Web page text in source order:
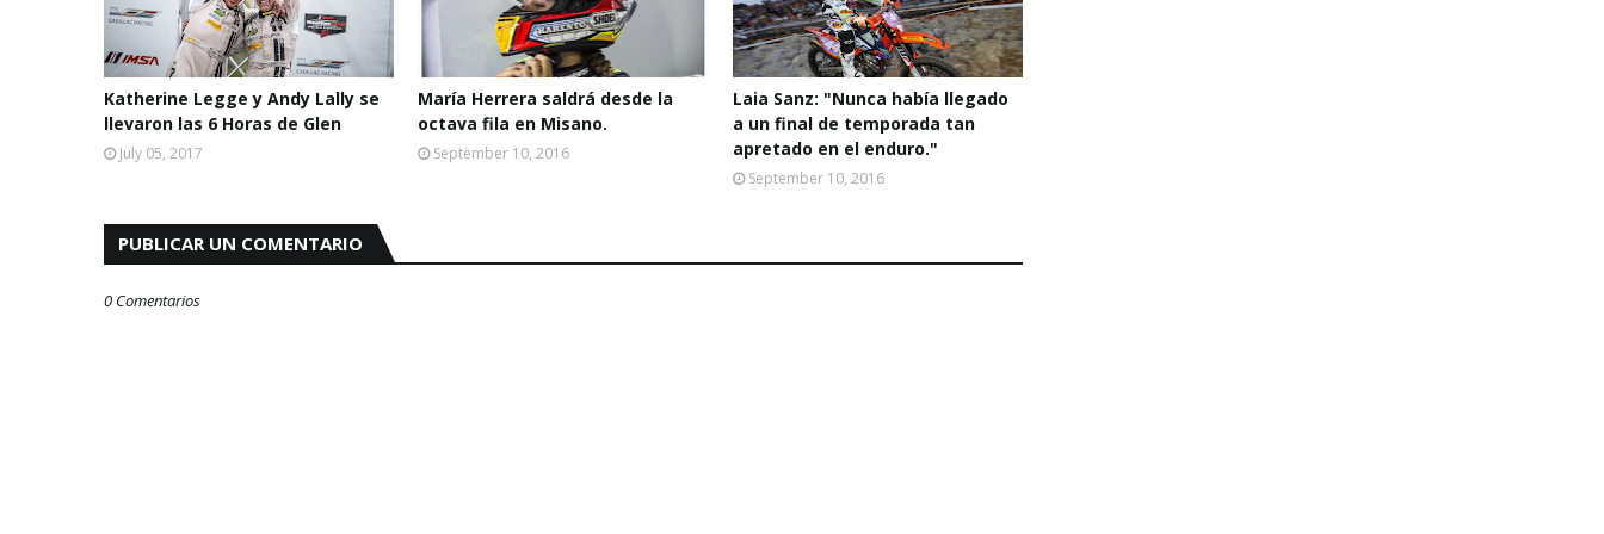
Katherine Legge y Andy Lally se
llevaron las 6 Horas de Glen
July 05, 2017
María Herrera saldrá ­desde la
octava fila ­en Misano.
September 10, 2016
Laia Sanz: "Nunca había llegado
a un final de temporada tan
apretado en el enduro."
September 10, 2016
PUBLICAR UN COMENTARIO
0 Comentarios